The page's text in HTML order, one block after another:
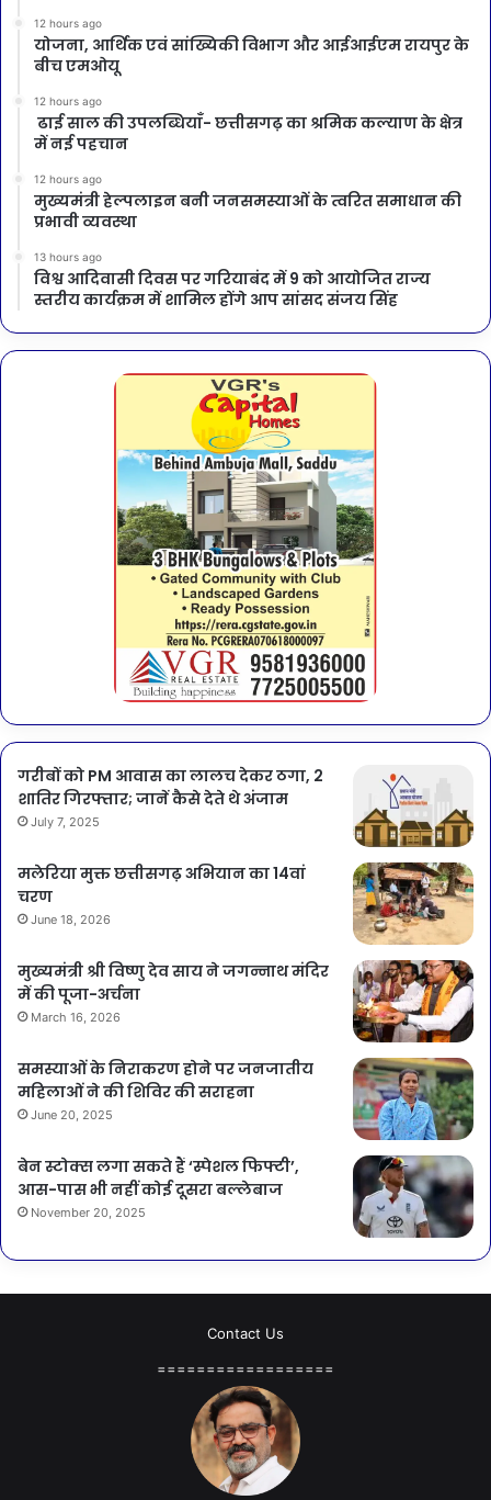
12 hours ago
योजना, आर्थिक एवं सांख्यिकी विभाग और आईआईएम रायपुर के
बीच एमओयू
12 hours ago
ढाई साल की उपलब्धियाँ- छत्तीसगढ़ का श्रमिक कल्याण के क्षेत्र
में नई पहचान
12 hours ago
मुख्यमंत्री हेल्पलाइन बनी जनसमस्याओं के त्वरित समाधान की
प्रभावी व्यवस्था
13 hours ago
विश्व आदिवासी दिवस पर गरियाबंद में 9 को आयोजित राज्य
स्तरीय कार्यक्रम में शामिल होंगे आप सांसद संजय सिंह
गरीबों को PM आवास का लालच देकर ठगा, 2
शातिर गिरफ्तार; जानें कैसे देते थे अंजाम
July 7, 2025
मलेरिया मुक्त छत्तीसगढ़ अभियान का 14वां
चरण
June 18, 2026
मुख्यमंत्री श्री विष्णु देव साय ने जगन्नाथ मंदिर
में की पूजा-अर्चना
March 16, 2026
समस्याओं के निराकरण होने पर जनजातीय
महिलाओं ने की शिविर की सराहना
June 20, 2025
बेन स्टोक्स लगा सकते हैं ‘स्पेशल फिफ्टी’,
आस-पास भी नहीं कोई दूसरा बल्लेबाज
November 20, 2025
Contact Us
==================